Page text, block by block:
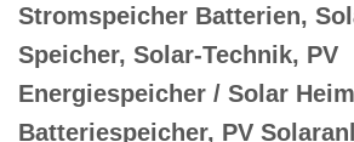
Stromspeicher Batterien,
Speicher, Solar-Technik, PV
Energiespeicher / Solar
Batteriespeicher, PV